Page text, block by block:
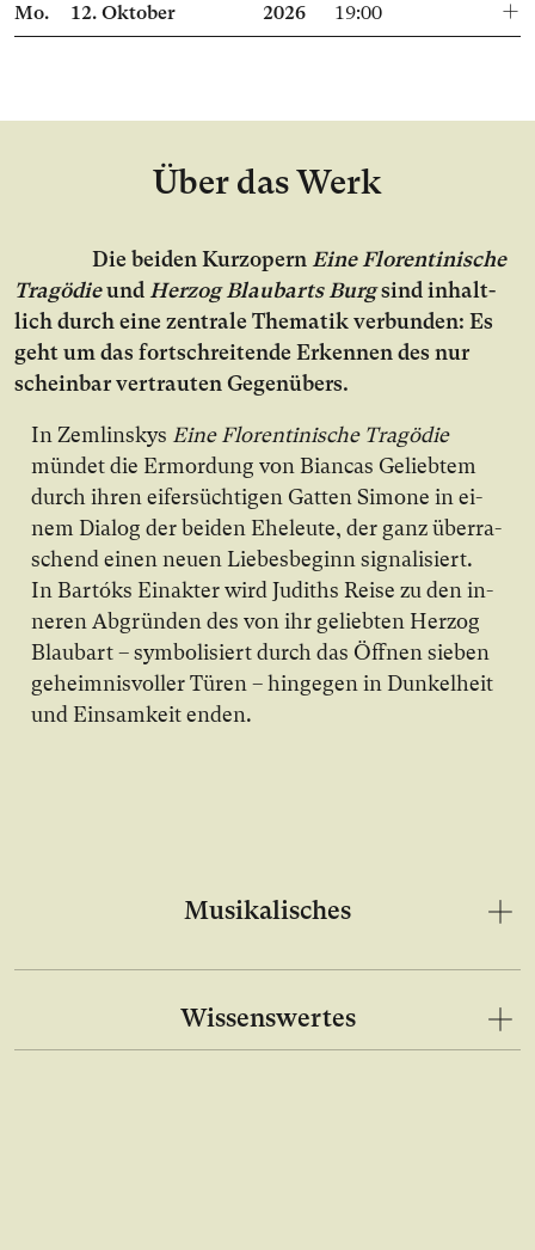
Mo. 12.Oktober 2026 19:00
Über das Werk
Die bei­den Kurz­opern Eine Florentinische
Tragödieund Herzog Blaubarts Burgsind in­halt­
lich durch ei­ne zen­tra­le The­ma­tik ver­bun­den: Es
geht um das fort­schrei­ten­de Er­ken­nen des nur
schein­bar ver­trau­ten Ge­gen­übers.
In Zem­lins­kys Eine Florentinische Tragödie
mün­det die Er­mor­dung von Bi­an­cas Ge­lieb­tem
durch ih­ren ei­fer­süch­ti­gen Gat­ten Si­mo­ne in ei­
nem Dia­log der bei­den Ehe­leu­te, der ganz über­ra­
schend ei­nen neu­en Lie­bes­be­ginn si­gna­li­siert.
In Bar­tóks Ein­ak­ter wird Ju­diths Rei­se zu den in­
ne­ren Ab­grün­den des von ihr ge­lieb­ten Her­zog
Blau­bart – sym­bo­li­siert durch das Öff­nen sie­ben
ge­heim­nis­vol­ler Tü­ren – hin­ge­gen in Dun­kel­heit
und Ein­sam­keit en­den.
Musikalisches
Wissenswertes